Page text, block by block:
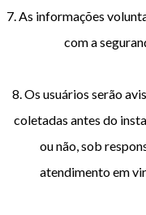
7. As informações
com a
8. Os usuários serão
coletadas antes do
ou não, sob
atendimento em